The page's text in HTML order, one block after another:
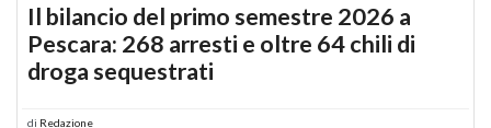
Il bilancio del primo semestre 2026 a
Pescara: 268 arresti e oltre 64 chili di
droga sequestrati
di Redazione